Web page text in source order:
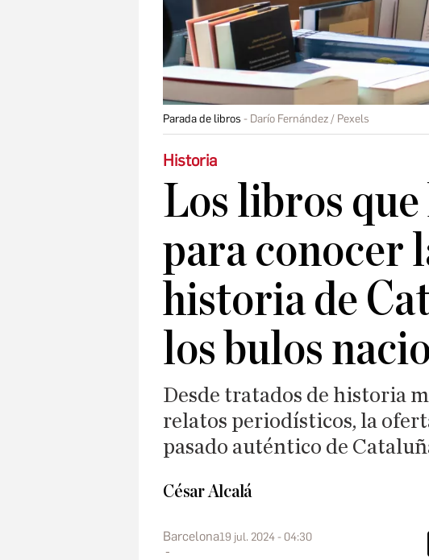
Parada de libros Darío Fernández / Pexels
Historia
Los libros que
para conocer
historia de
los bulos
Desde tratados de historia
relatos periodísticos, la
pasado auténtico de
César Alcalá
Barcelona19 jul. 2024 - 04:30